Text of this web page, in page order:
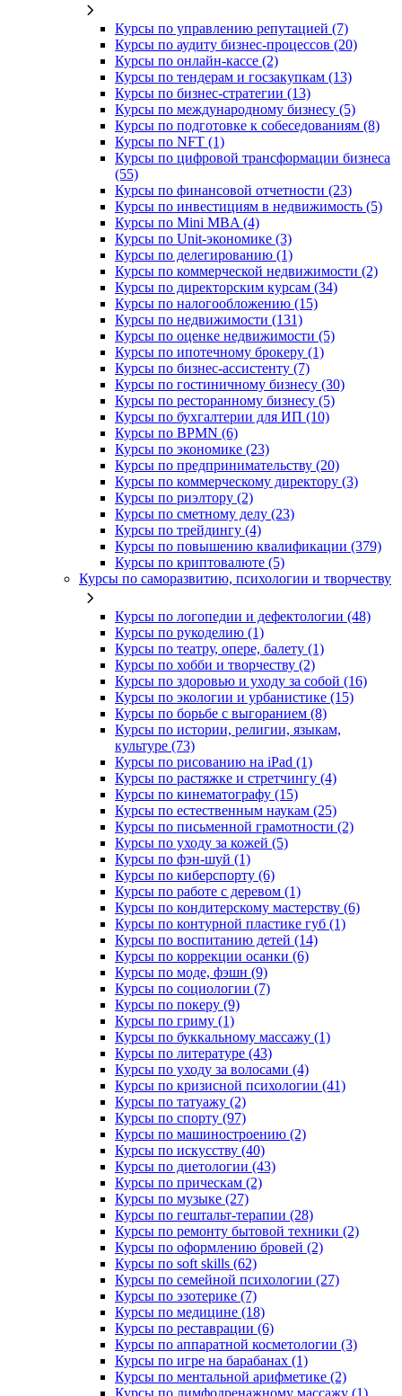
Курсы по управлению репутацией (7)
Курсы по аудиту бизнес-процессов (20)
Курсы по онлайн-кассе (2)
Курсы по тендерам и госзакупкам (13)
Курсы по бизнес-стратегии (13)
Курсы по международному бизнесу (5)
Курсы по подготовке к собеседованиям (8)
Курсы по NFT (1)
Курсы по цифровой трансформации бизнеса
(55)
Курсы по финансовой отчетности (23)
Курсы по инвестициям в недвижимость (5)
Курсы по Mini MBA (4)
Курсы по Unit-экономике (3)
Курсы по делегированию (1)
Курсы по коммерческой недвижимости (2)
Курсы по директорским курсам (34)
Курсы по налогообложению (15)
Курсы по недвижимости (131)
Курсы по оценке недвижимости (5)
Курсы по ипотечному брокеру (1)
Курсы по бизнес-ассистенту (7)
Курсы по гостиничному бизнесу (30)
Курсы по ресторанному бизнесу (5)
Курсы по бухгалтерии для ИП (10)
Курсы по BPMN (6)
Курсы по экономике (23)
Курсы по предпринимательству (20)
Курсы по коммерческому директору (3)
Курсы по риэлтору (2)
Курсы по сметному делу (23)
Курсы по трейдингу (4)
Курсы по повышению квалификации (379)
Курсы по криптовалюте (5)
Курсы по саморазвитию, психологии и творчеству
Курсы по логопедии и дефектологии (48)
Курсы по рукоделию (1)
Курсы по театру, опере, балету (1)
Курсы по хобби и творчеству (2)
Курсы по здоровью и уходу за собой (16)
Курсы по экологии и урбанистике (15)
Курсы по борьбе с выгоранием (8)
Курсы по истории, религии, языкам,
культуре (73)
Курсы по рисованию на iPad (1)
Курсы по растяжке и стретчингу (4)
Курсы по кинематографу (15)
Курсы по естественным наукам (25)
Курсы по письменной грамотности (2)
Курсы по уходу за кожей (5)
Курсы по фэн-шуй (1)
Курсы по киберспорту (6)
Курсы по работе с деревом (1)
Курсы по кондитерскому мастерству (6)
Курсы по контурной пластике губ (1)
Курсы по воспитанию детей (14)
Курсы по коррекции осанки (6)
Курсы по моде, фэшн (9)
Курсы по социологии (7)
Курсы по покеру (9)
Курсы по гриму (1)
Курсы по буккальному массажу (1)
Курсы по литературе (43)
Курсы по уходу за волосами (4)
Курсы по кризисной психологии (41)
Курсы по татуажу (2)
Курсы по спорту (97)
Курсы по машиностроению (2)
Курсы по искусству (40)
Курсы по диетологии (43)
Курсы по прическам (2)
Курсы по музыке (27)
Курсы по гештальт-терапии (28)
Курсы по ремонту бытовой техники (2)
Курсы по оформлению бровей (2)
Курсы по soft skills (62)
Курсы по семейной психологии (27)
Курсы по эзотерике (7)
Курсы по медицине (18)
Курсы по реставрации (6)
Курсы по аппаратной косметологии (3)
Курсы по игре на барабанах (1)
Курсы по ментальной арифметике (2)